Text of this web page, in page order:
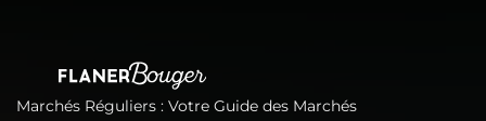
Marchés Réguliers : Votre Guide des Marchés